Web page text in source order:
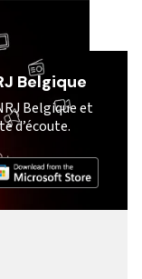
Belgique
Belgique et
d’écoute.